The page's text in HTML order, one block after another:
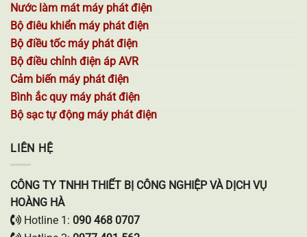
Nước làm mát máy phát điện
Bộ điêu khiển máy phát điện
Bộ điều tốc máy phát điện
Bộ điều chỉnh điện áp AVR
Cảm biến máy phát điện
Bình ắc quy máy phát điện
Bộ sạc tự động máy phát điện
LIÊN HỆ
CÔNG TY TNHH THIẾT BỊ CÔNG NGHIỆP VÀ DỊCH VỤ
HOÀNG HÀ
Hotline 1: 090 468 0707